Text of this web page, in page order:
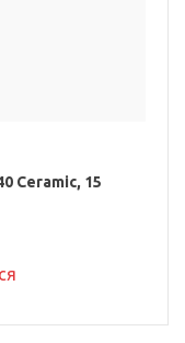
Ceramic, 15